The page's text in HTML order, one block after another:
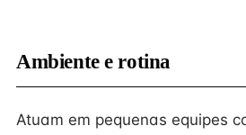
Ambiente e rotina
Atuam em pequenas equipes